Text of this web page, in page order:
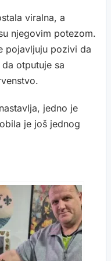
viralna, a
njegovim potezom.
pojavljuju pozivi da
otputuje sa
jedno je
je još jednog